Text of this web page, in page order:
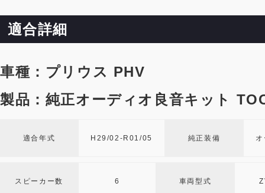
適合詳細
車種：プリウス PHV
製品：純正オーディオ良音キット
適合年式 H29/02-R01/05 純正装備
スピーカー数 6 車両型式